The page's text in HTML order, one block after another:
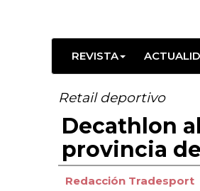
REVISTA
Retail deportivo
Decathlon
provincia
Redacción Tradesport